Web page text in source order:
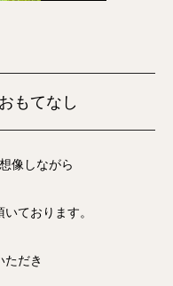
もてなし
像しながら
ております。
ただき